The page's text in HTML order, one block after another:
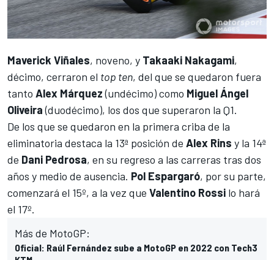
Maverick Viñales, noveno, y Takaaki Nakagami,
décimo, cerraron el top ten, del que se quedaron fuera
tanto Alex Márquez(undécimo) como Miguel Ángel
Oliveira(duodécimo), los dos que superaron la Q1.
De los que se quedaron en la primera criba de la
eliminatoria destaca la 13ª posición de Alex Rins y la 14ª
de Dani Pedrosa, en su regreso a las carreras tras dos
años y medio de ausencia. Pol Espargaró, por su parte,
comenzará el 15º, a la vez que Valentino Rossi lo hará
el 17º.
Más de MotoGP:
Oficial: Raúl Fernández sube a MotoGP en 2022 con Tech3